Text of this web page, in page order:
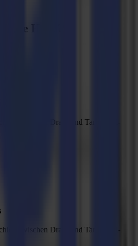
Hilfe?
zwischen Drag- und Tangential-
zwischen Drag- und Tangential-